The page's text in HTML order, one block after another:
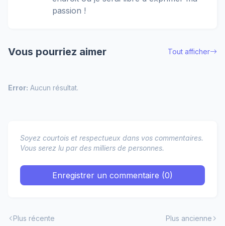
passion !
Vous pourriez aimer Tout afficher
Error: Aucun résultat.
Soyez courtois et respectueux dans vos commentaires.
Vous serez lu par des milliers de personnes.
Enregistrer un commentaire (0)
Plus récente Plus ancienne